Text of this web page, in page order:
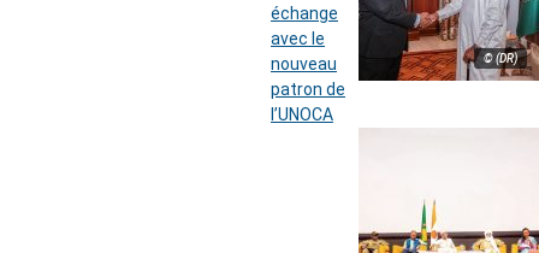
© (DR)
échange
avec le
nouveau
patron de
l’UNOCA